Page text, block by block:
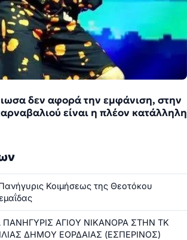
δεν αφορά την εμφάνιση, στην
είναι η πλέον κατάλληλη
Κοιμήσεως της Θεοτόκου
ΠΑΝΗΓΥΡΙΣ ΑΓΙΟΥ ΝΙΚΑΝΟΡΑ ΣΤΗΝ ΤΚ
ΔΗΜΟΥ ΕΟΡΔΑΙΑΣ (ΕΣΠΕΡΙΝΟΣ)